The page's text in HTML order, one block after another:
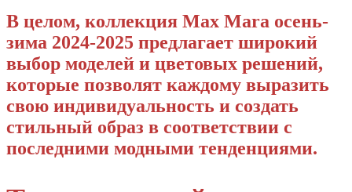
В целом, коллекция Max Mara осень-
зима 2024-2025 предлагает широкий
выбор моделей и цветовых решений,
которые позволят каждому выразить
свою индивидуальность и создать
стильный образ в соответствии с
последними модными тенденциями.